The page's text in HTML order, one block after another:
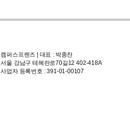
캠퍼스프렌즈 | 대표 : 박종찬
서울 강남구 테헤란로70길12 402-418A
사업자 등록번호 : 391-01-00107